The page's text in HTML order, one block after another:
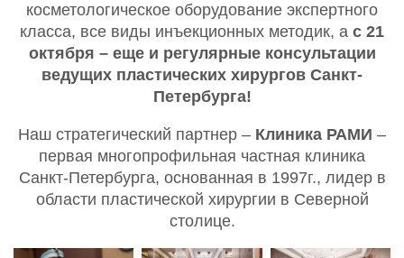
косметологическое оборудование экспертного
класса, все виды инъекционных методик, а с 21
октября – еще и регулярные консультации
ведущих пластических хирургов Санкт-
Петербурга!
Наш стратегический партнер – Клиника РАМИ –
первая многопрофильная частная клиника
Санкт-Петербурга, основанная в 1997г., лидер в
области пластической хирургии в Северной
столице.